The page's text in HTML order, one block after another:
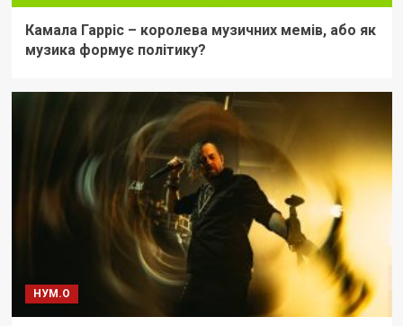
Камала Гарріс – королева музичних мемів, або як
музика формує політику?
НУМ.О